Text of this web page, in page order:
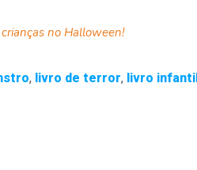
no Halloween!
, livro de terror, livro